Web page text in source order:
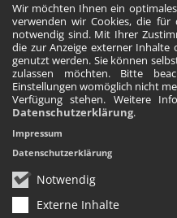
Wir möchten Ihnen ein
verwenden wir Cookies, die für
notwendig sind. Mit Ihrer
die zur Anzeige externer Inhalte
genutzt werden. Sie können
zulassen möchten. Bitte
Einstellungen womöglich nicht
Verfügung stehen. Weitere
Datenschutzerklärung.
Notwendig
Externe Inhalte
Impressum
Datenschutzerklärung